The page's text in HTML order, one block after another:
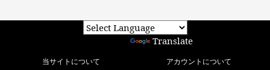
Translate
当サイトについて アカウントについて